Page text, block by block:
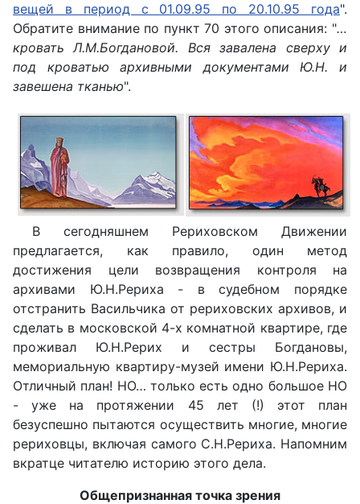
вещей в период с 01.09.95 по 20.10.95 года".
Обратите внимание по пункт 70 этого описания: "…
кровать Л.М.Богдановой. Вся завалена сверху и
под кроватью архивными документами Ю.Н. и
завешена тканью".
В сегодняшнем Рериховском Движении
предлагается, как правило, один метод
достижения цели возвращения контроля на
архивами Ю.Н.Рериха - в судебном порядке
отстранить Васильчика от рериховских архивов, и
сделать в московской 4-х комнатной квартире, где
проживал Ю.Н.Рерих и сестры Богдановы,
мемориальную квартиру-музей имени Ю.Н.Рериха.
Отличный план! НО… только есть одно большое НО
- уже на протяжении 45 лет (!) этот план
безуспешно пытаются осуществить многие, многие
рериховцы, включая самого С.Н.Рериха. Напомним
вкратце читателю историю этого дела.
Общепризнанная точка зрения